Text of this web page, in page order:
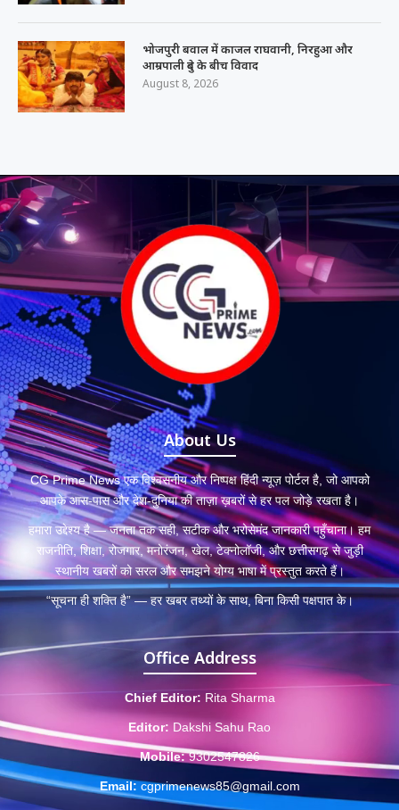
भोजपुरी बवाल में काजल राघवानी, निरहुआ और
आम्रपाली दुबे के बीच विवाद
August 8, 2026
About Us
CG Prime News एक विश्वसनीय और निष्पक्ष हिंदी न्यूज़ पोर्टल है, जो आपको
आपके आस-पास और देश-दुनिया की ताज़ा ख़बरों से हर पल जोड़े रखता है।
हमारा उद्देश्य है — जनता तक सही, सटीक और भरोसेमंद जानकारी पहुँचाना। हम
राजनीति, शिक्षा, रोजगार, मनोरंजन, खेल, टेक्नोलॉजी, और छत्तीसगढ़ से जुड़ी
स्थानीय खबरों को सरल और समझने योग्य भाषा में प्रस्तुत करते हैं।
“सूचना ही शक्ति है” — हर खबर तथ्यों के साथ, बिना किसी पक्षपात के।
Office Address
Chief Editor: Rita Sharma
Editor: Dakshi Sahu Rao
Mobile: 9302547826
Email: cgprimenews85@gmail.com